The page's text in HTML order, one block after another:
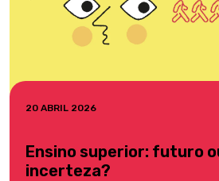
20 ABRIL 2026
Ensino superior: futuro
incerteza?